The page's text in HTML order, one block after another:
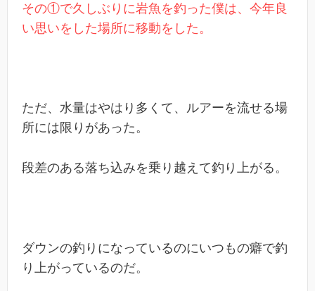
その①で久しぶりに岩魚を釣った僕は、今年良
い思いをした場所に移動をした。
ただ、水量はやはり多くて、ルアーを流せる場
所には限りがあった。
段差のある落ち込みを乗り越えて釣り上がる。
ダウンの釣りになっているのにいつもの癖で釣
り上がっているのだ。